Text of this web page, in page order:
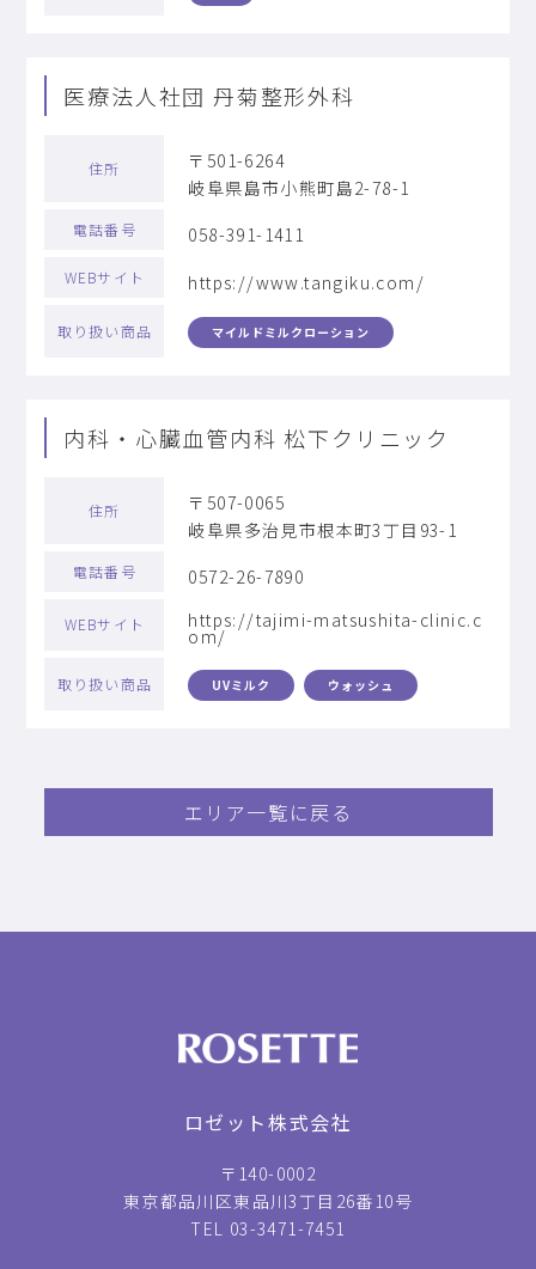
医療法人社団 丹菊整形外科
住所
〒501-6264
岐阜県島市小熊町島2-78-1
電話番号 058-391-1411
WEBサイト https://www.tangiku.com/
取り扱い商品 マイルドミルクローション
内科・心臓血管内科 松下クリニック
住所
〒507-0065
岐阜県多治見市根本町3丁目93-1
電話番号 0572-26-7890
WEBサイト https://tajimi-matsushita-clinic.c
om/
取り扱い商品 UVミルク ウォッシュ
エリア一覧に戻る
ロゼット株式会社
〒140-0002
東京都品川区東品川3丁目26番10号
TEL 03-3471-7451